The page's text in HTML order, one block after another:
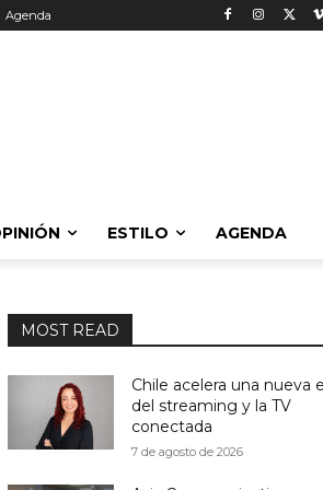
Agenda
ESTILO AGENDA
MOST READ
Chile acelera una nueva
del streaming y la TV
conectada
7 de agosto de 2026